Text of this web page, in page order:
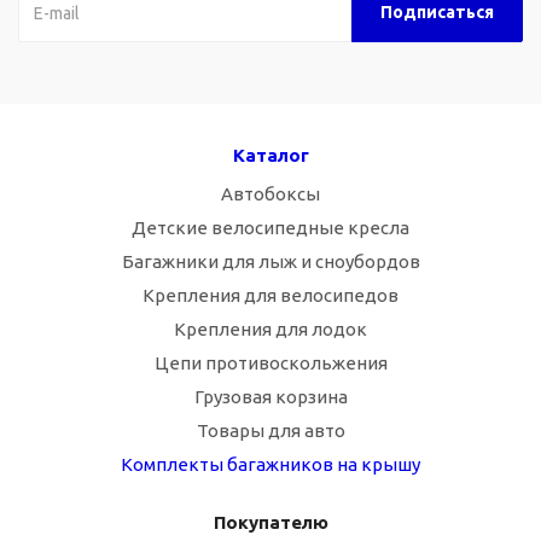
Каталог
Автобоксы
Детские велосипедные кресла
Багажники для лыж и сноубордов
Крепления для велосипедов
Крепления для лодок
Цепи противоскольжения
Грузовая корзина
Товары для авто
Комплекты багажников на крышу
Покупателю